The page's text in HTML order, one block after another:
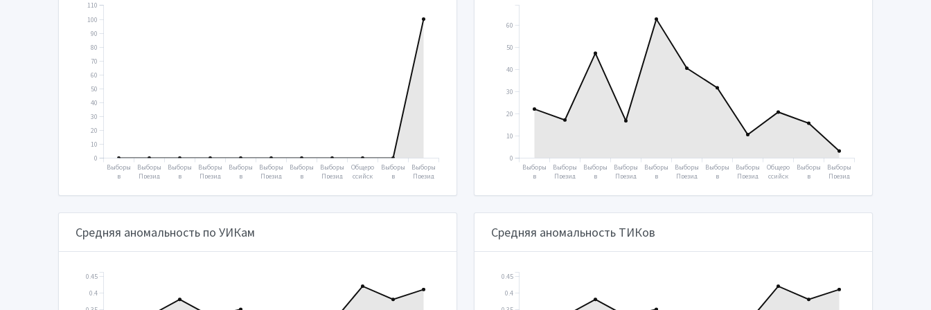
Выборы
в
рствен
думу
Выборы
Презид
2004
Выборы
в
рствен
думу
Выборы
Презид
2008
Выборы
в
рствен
думу
Выборы
Презид
2012
Выборы
в
рствен
думу
Выборы
Презид
2018
Общеро
ссийск
голосо
2020
Выборы
в
рствен
думу
Выборы
Презид
2024
0
10
20
30
40
50
60
70
80
90
100
110
Выборы
в
рствен
думу
Выборы
Презид
2004
Выборы
в
рствен
думу
Выборы
Презид
2008
Выборы
в
рствен
думу
Выборы
Презид
2012
Выборы
в
рствен
думу
Выборы
Презид
2018
Общеро
ссийск
голосо
2020
Выборы
в
рствен
думу
Выборы
Презид
2024
0
10
20
30
40
50
60
Средняя аномальность по УИКам
0.4
0.45
Средняя аномальность ТИКов
0.4
0.45